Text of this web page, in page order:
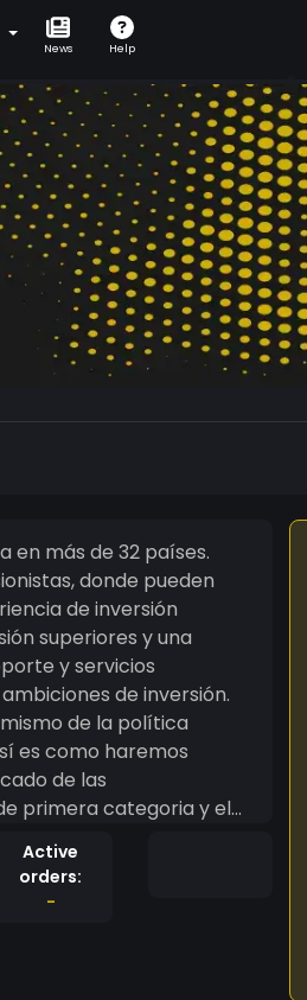
News Help
en más de 32 países.
donde pueden
de inversión
superiores y una
de inversión.
de la política
es como haremos
de las
primera categoria y el
y las plataformas de
y, si fuera
Active
orders:
-